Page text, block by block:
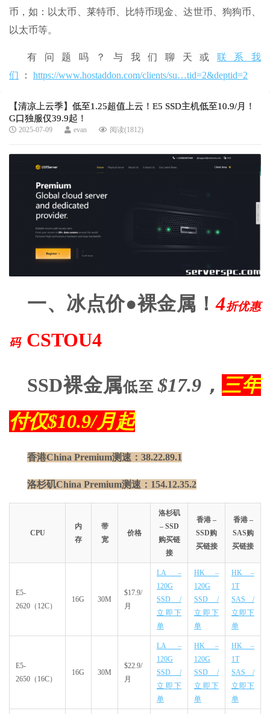
币，如：以太币、莱特币、比特币现金、达世币、狗狗币、
以太币等。
有问题吗？与我们聊天或 联系我
们 ： https://www.hostaddon.com/clients/su…tid=2&deptid=2
【清凉上云季】低至1.25超值上云！E5 SSD主机低至10.9/月！
G口独服仅39.9起！
2025-07-09 evan 阅读(1812)
一、冰点价●裸金属！4折优惠
码 CSTOU4
SSD裸金属低至$17.9， 三年
付仅$10.9/月起
香港China Premium测速：38.22.89.1
洛杉矶China Premium测速：154.12.35.2
CPU
内
存
带
宽
价格
洛杉矶
– SSD
购买链
接
香港 –
SSD购
买链接
香港 –
SAS购
买链接
E5-
2620（12C）
16G 30M
$17.9/
月
LA –
120G
SSD /
立即下
单
HK –
120G
SSD /
立即下
单
HK –
1T
SAS /
立即下
单
E5-
2650（16C）
16G 30M
$22.9/
月
LA –
120G
SSD /
立即下
单
HK –
120G
SSD /
立即下
单
HK –
1T
SAS /
立即下
单